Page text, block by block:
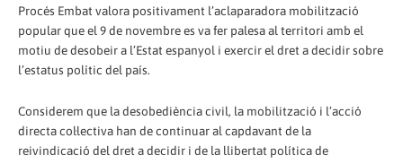
Procés Embat valora positivament l’aclaparadora mobilització
popular que el 9 de novembre es va fer palesa al territori amb el
motiu de desobeir a l’Estat espanyol i exercir el dret a decidir sobre
l’estatus polític del país.
Considerem que la desobediència civil, la mobilització i l’acció
directa col·lectiva han de continuar al capdavant de la
reivindicació del dret a decidir i de la llibertat política de